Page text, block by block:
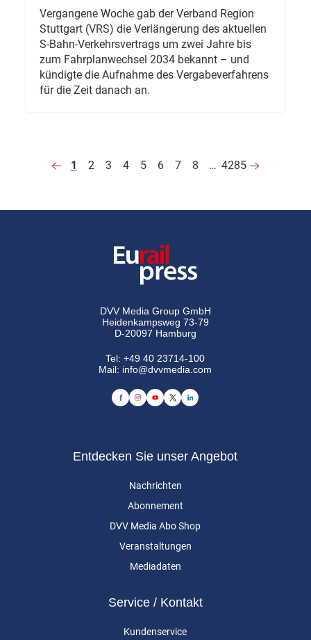
Vergangene Woche gab der Verband Region
Stuttgart (VRS) die Verlängerung des aktuellen
S-Bahn-Verkehrsvertrags um zwei Jahre bis
zum Fahrplanwechsel 2034 bekannt – und
kündigte die Aufnahme des Vergabeverfahrens
für die Zeit danach an.
1 2 3 4 5 6 7 8 … 4285
DVV Media Group GmbH
Heidenkampsweg 73-79
D-20097 Hamburg
Tel:+49 40 23714-100
Mail: info@dvvmedia.com
Entdecken Sie unser Angebot
Nachrichten
Abonnement
DVV Media Abo Shop
Veranstaltungen
Mediadaten
Service / Kontakt
Kundenservice